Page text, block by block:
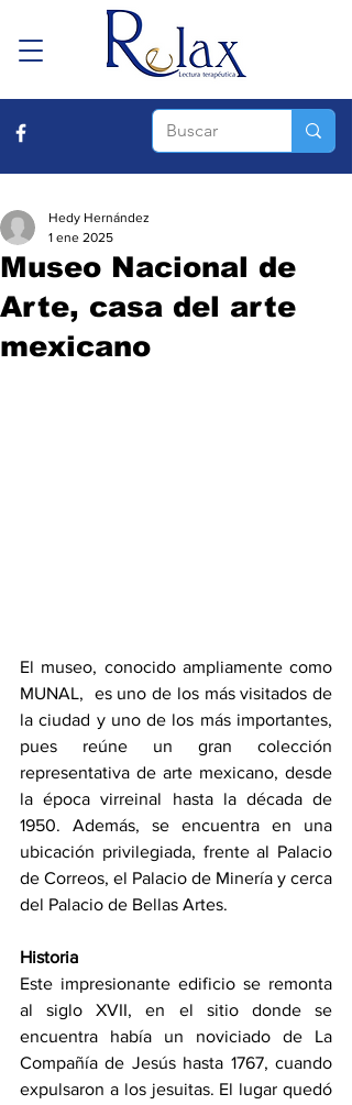
Museo Nacional de
Arte, casa del arte
mexicano
Hedy Hernández
1 ene 2025
El museo, conocido ampliamente como
MUNAL,  es uno de los más visitados de
la ciudad y uno de los más importantes,
pues reúne un gran colección
representativa de arte mexicano, desde
la época virreinal hasta la década de
1950. Además, se encuentra en una
ubicación privilegiada, frente al Palacio
de Correos, el Palacio de Minería y cerca
del Palacio de Bellas Artes.
Historia
Este impresionante edificio se remonta
al siglo XVII, en el sitio donde se
encuentra había un noviciado de La
Compañía de Jesús hasta 1767, cuando
expulsaron a los jesuitas. El lugar quedó